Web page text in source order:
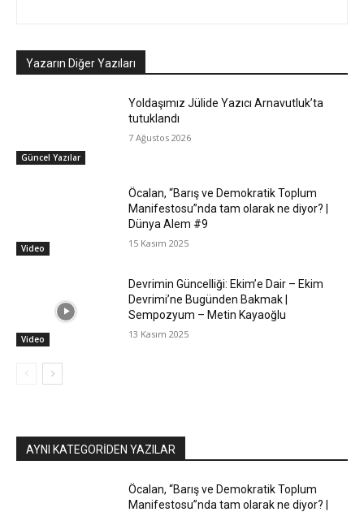
Yazarın Diğer Yazıları
Güncel Yazılar
Yoldaşımız Jülide Yazıcı Arnavutluk’ta
tutuklandı
7 Ağustos 2026
Video
Öcalan, “Barış ve Demokratik Toplum
Manifestosu”nda tam olarak ne diyor? |
Dünya Alem #9
15 Kasım 2025
Video
Devrimin Güncelliği: Ekim’e Dair – Ekim
Devrimi’ne Bugünden Bakmak |
Sempozyum – Metin Kayaoğlu
13 Kasım 2025
AYNI KATEGORIDEN YAZILAR
Öcalan, “Barış ve Demokratik Toplum
Manifestosu”nda tam olarak ne diyor? |